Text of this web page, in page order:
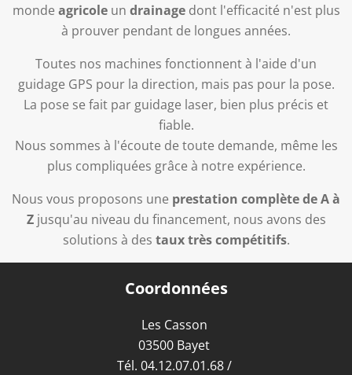
monde agricoleun drainagedont l'efficacité n'est plus
à prouver pendant de longues années.
Toutes nos machines fonctionnent à l'aide d'un
guidage GPS pour la direction, mais pas pour la pose.
La pose se fait par guidage laser, bien plus précis et
fiable.
Nous sommes à l'écoute de toute demande, même les
plus compliquées grâce à notre expérience.
Nous vous proposons une prestation complète de A à
Zjusqu'au niveau du financement, nous avons des
solutions à des taux très compétitifs.
Coordonnées
Les Casson
03500 Bayet
Tél. 04.12.07.01.68/